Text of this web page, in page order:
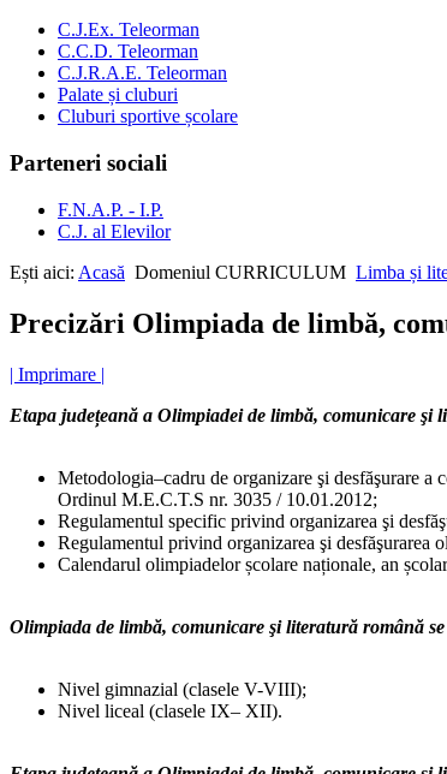
C.J.Ex. Teleorman
C.C.D. Teleorman
C.J.R.A.E. Teleorman
Palate și cluburi
Cluburi sportive școlare
Parteneri sociali
F.N.A.P. - I.P.
C.J. al Elevilor
Ești aici: Acasă Domeniul CURRICULUM Limba și
Precizări Olimpiada de limbă,
| Imprimare |
Etapa județeană a Olimpiadei de limbă, comunicare
Metodologia–cadru de organizare şi desfăşurare
Ordinul M.E.C.T.S nr. 3035 / 10.01.2012;
Regulamentul specific privind organizarea şi
Regulamentul privind organizarea şi
Calendarul olimpiadelor școlare naționale, an
Olimpiada de limbă, comunicare şi literatură română
Nivel gimnazial (clasele V-VIII);
Nivel liceal (clasele IX– XII).